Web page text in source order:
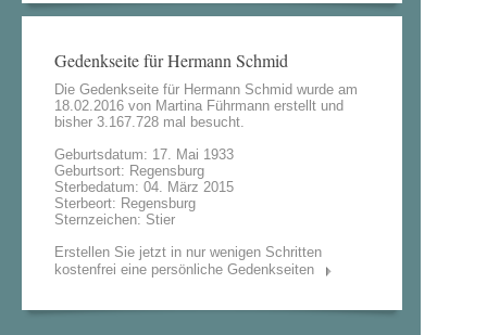
Gedenkseite für Hermann Schmid
Die Gedenkseite für Hermann Schmid wurde am
18.02.2016 von Martina Führmann erstellt und
bisher 3.167.728 mal besucht.
Geburtsdatum: 17. Mai 1933
Geburtsort: Regensburg
Sterbedatum: 04. März 2015
Sterbeort: Regensburg
Sternzeichen: Stier
Erstellen Sie jetzt in nur wenigen Schritten
kostenfrei eine persönliche Gedenkseiten